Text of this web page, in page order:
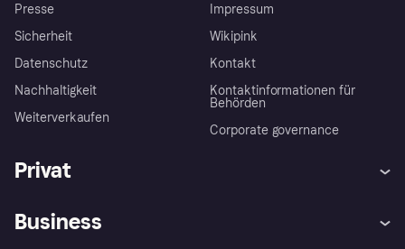
Presse
Sicherheit
Datenschutz
Nachhaltigkeit
Weiterverkaufen
Impressum
Wikipink
Kontakt
Kontaktinformationen für
Behörden
Corporate governance
Privat
Business